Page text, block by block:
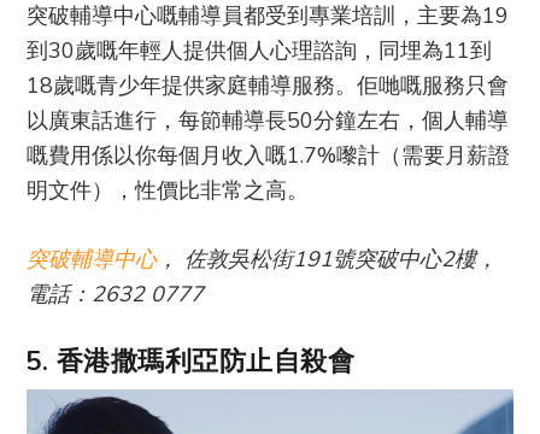
突破輔導中心嘅輔導員都受到專業培訓，主要為19
到30歲嘅年輕人提供個人心理諮詢，同埋為11到
18歲嘅青少年提供家庭輔導服務。佢哋嘅服務只會
以廣東話進行，每節輔導長50分鐘左右，個人輔導
嘅費用係以你每個月收入嘅1.7%嚟計（需要月薪證
明文件），性價比非常之高。
突破輔導中心， 佐敦吳松街191號突破中心2樓，
電話：2632 0777
5. 香港撒瑪利亞防止自殺會